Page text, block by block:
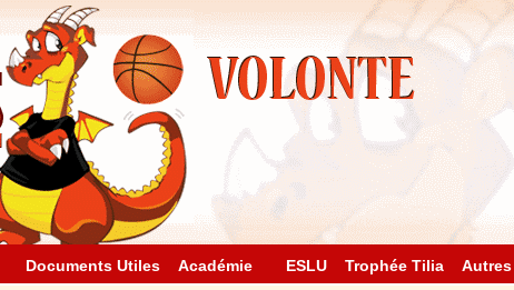
Documents Utiles Académie ESLU Trophée Tilia Autres